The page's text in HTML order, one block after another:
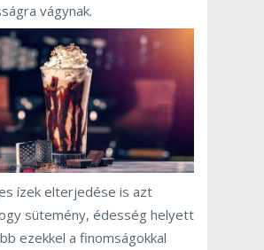
vágynak.
ízek elterjedése is azt
sütemény, édesség helyett
ezekkel a finomságokkal